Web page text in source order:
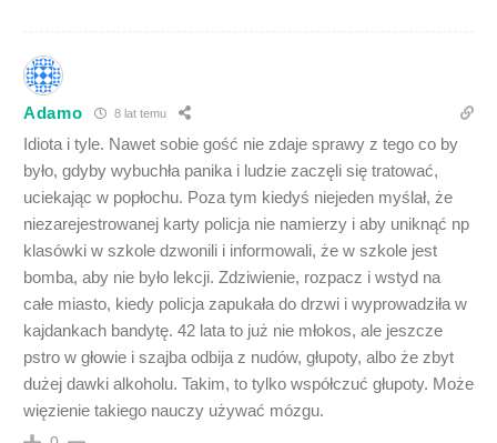
Adamo 8 lat temu
Idiota i tyle. Nawet sobie gość nie zdaje sprawy z tego co by
było, gdyby wybuchła panika i ludzie zaczęli się tratować,
uciekając w popłochu. Poza tym kiedyś niejeden myślał, że
niezarejestrowanej karty policja nie namierzy i aby uniknąć np
klasówki w szkole dzwonili i informowali, że w szkole jest
bomba, aby nie było lekcji. Zdziwienie, rozpacz i wstyd na
całe miasto, kiedy policja zapukała do drzwi i wyprowadziła w
kajdankach bandytę. 42 lata to już nie młokos, ale jeszcze
pstro w głowie i szajba odbija z nudów, głupoty, albo że zbyt
dużej dawki alkoholu. Takim, to tylko współczuć głupoty. Może
więzienie takiego nauczy używać mózgu.